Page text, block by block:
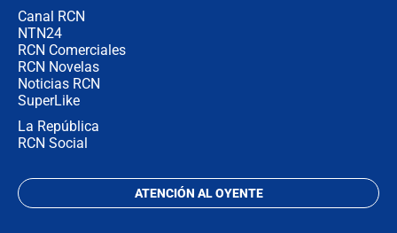
Canal RCN
NTN24
RCN Comerciales
RCN Novelas
Noticias RCN
SuperLike
La República
RCN Social
ATENCIÓN AL OYENTE